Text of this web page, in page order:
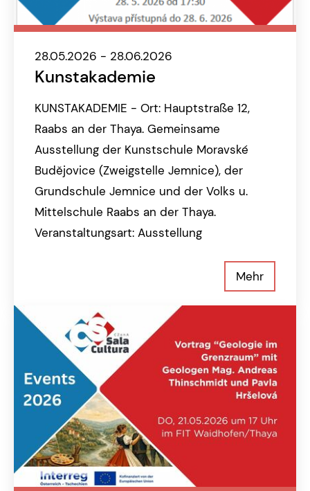
28.05.2026 - 28.06.2026
Kunstakademie
KUNSTAKADEMIE - Ort: Hauptstraße 12,
Raabs an der Thaya. Gemeinsame
Ausstellung der Kunstschule Moravské
Budějovice (Zweigstelle Jemnice), der
Grundschule Jemnice und der Volks u.
Mittelschule Raabs an der Thaya.
Veranstaltungsart: Ausstellung
Mehr